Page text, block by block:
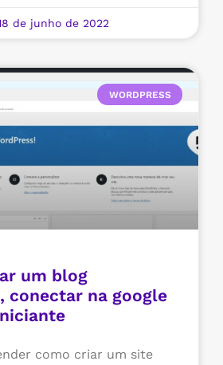
de junho de 2022
WORDPRESS
um blog
conectar na google
como criar um site